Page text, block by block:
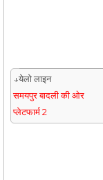
↓येलो लाइन
समयपुर बादली की ओर
प्लेटफार्म 2